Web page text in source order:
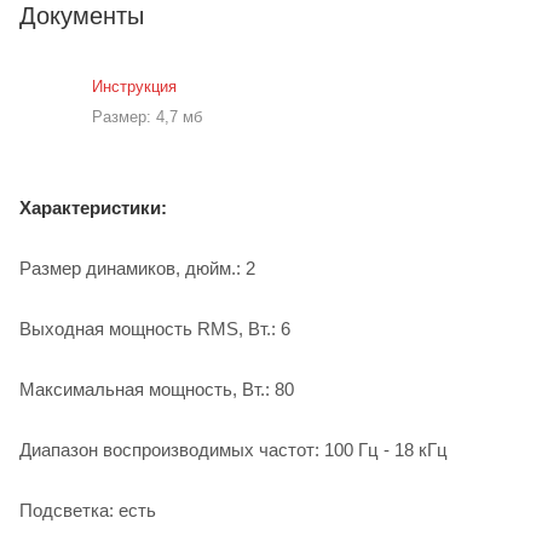
Документы
Инструкция
Размер: 4,7 мб
Характеристики:
Размер динамиков, дюйм.: 2
Выходная мощность RMS, Вт.: 6
Максимальная мощность, Вт.: 80
Диапазон воспроизводимых частот: 100 Гц - 18 кГц
Подсветка: есть